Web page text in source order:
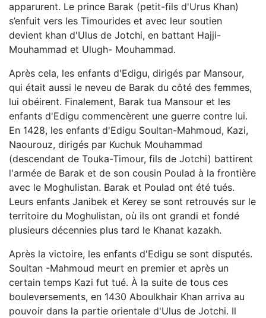
apparurent. Le prince Barak (petit-fils d'Urus Khan)
s’enfuit vers les Timourides et avec leur soutien
devient khan d'Ulus de Jotchi, en battant Hajji-
Mouhammad et Ulugh- Mouhammad.
Après cela, les enfants d'Edigu, dirigés par Mansour,
qui était aussi le neveu de Barak du côté des femmes,
lui obéirent. Finalement, Barak tua Mansour et les
enfants d'Edigu commencèrent une guerre contre lui.
En 1428, les enfants d'Edigu Soultan-Mahmoud, Kazi,
Naourouz, dirigés par Kuchuk Mouhammad
(descendant de Touka-Timour, fils de Jotchi) battirent
l'armée de Barak et de son cousin Poulad à la frontière
avec le Moghulistan. Barak et Poulad ont été tués.
Leurs enfants Janibek et Kerey se sont retrouvés sur le
territoire du Moghulistan, où ils ont grandi et fondé
plusieurs décennies plus tard le Khanat kazakh.
Après la victoire, les enfants d'Edigu se sont disputés.
Soultan -Mahmoud meurt en premier et après un
certain temps Kazi fut tué. À la suite de tous ces
bouleversements, en 1430 Aboulkhair Khan arriva au
pouvoir dans la partie orientale d'Ulus de Jotchi. Il